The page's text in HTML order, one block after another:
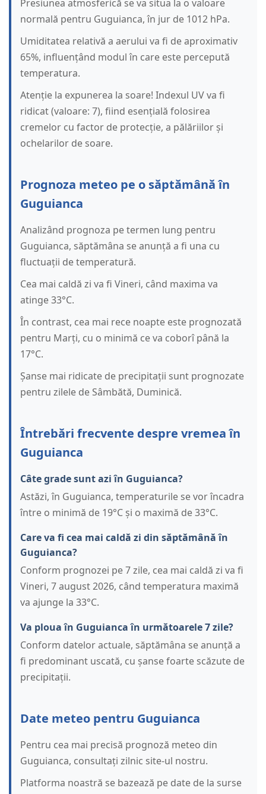
Presiunea atmosferică se va situa la o valoare
normală pentru Guguianca, în jur de 1012 hPa.
Umiditatea relativă a aerului va fi de aproximativ
65%, influențând modul în care este percepută
temperatura.
Atenție la expunerea la soare! Indexul UV va fi
ridicat (valoare: 7), fiind esențială folosirea
cremelor cu factor de protecție, a pălăriilor și
ochelarilor de soare.
Prognoza meteo pe o săptămână în
Guguianca
Analizând prognoza pe termen lung pentru
Guguianca, săptămâna se anunță a fi una cu
fluctuații de temperatură.
Cea mai caldă zi va fi Vineri, când maxima va
atinge 33°C.
În contrast, cea mai rece noapte este prognozată
pentru Marți, cu o minimă ce va coborî până la
17°C.
Șanse mai ridicate de precipitații sunt prognozate
pentru zilele de Sâmbătă, Duminică.
Întrebări frecvente despre vremea în
Guguianca
Câte grade sunt azi în Guguianca?
Astăzi, în Guguianca, temperaturile se vor încadra
între o minimă de 19°C și o maximă de 33°C.
Care va fi cea mai caldă zi din săptămână în
Guguianca?
Conform prognozei pe 7 zile, cea mai caldă zi va fi
Vineri, 7 august 2026, când temperatura maximă
va ajunge la 33°C.
Va ploua în Guguianca în următoarele 7 zile?
Conform datelor actuale, săptămâna se anunță a
fi predominant uscată, cu șanse foarte scăzute de
precipitații.
Date meteo pentru Guguianca
Pentru cea mai precisă prognoză meteo din
Guguianca, consultați zilnic site-ul nostru.
Platforma noastră se bazează pe date de la surse